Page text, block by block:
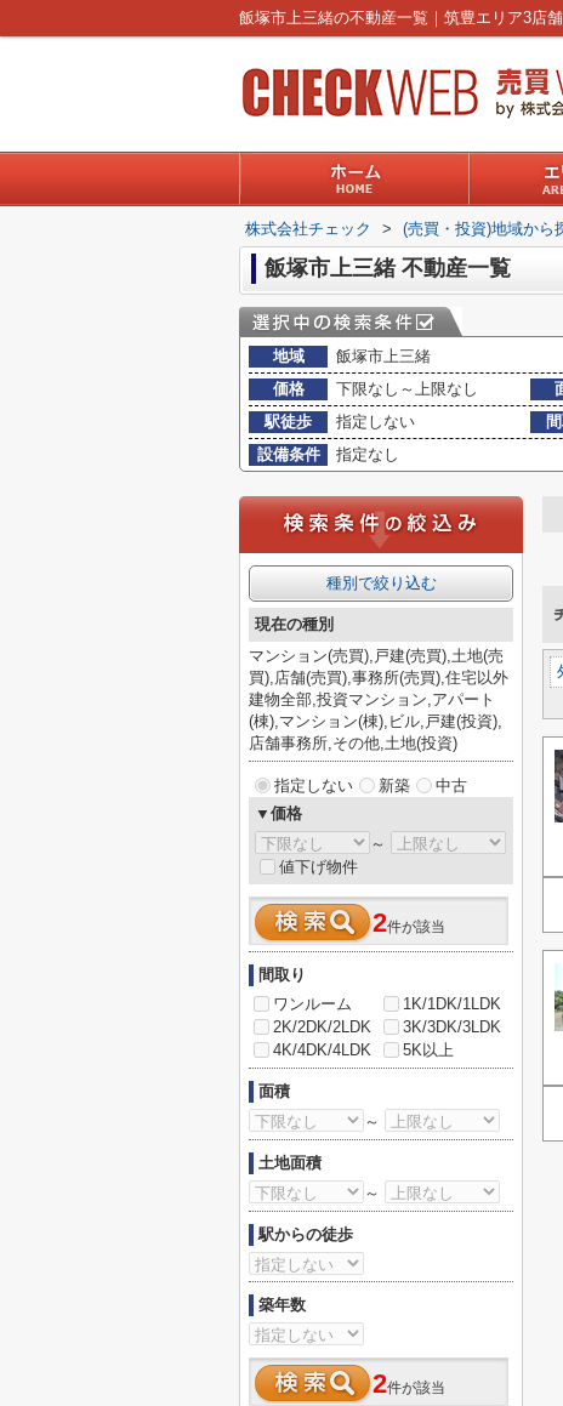
株式会社チェック > (売買・投資)地域から
飯塚市上三緒 不動産一覧
地域
飯塚市上三緒
価格
下限なし～上限なし
駅徒歩
指定しない
設備条件
指定なし
種別で絞り込む
現在の種別
マンション(売買),戸建(売買),土地(売
買),店舗(売買),事務所(売買),住宅以外
建物全部,投資マンション,アパート
(棟),マンション(棟),ビル,戸建(投資),
店舗事務所,その他,土地(投資)
指定しない 新築
中古
▼価格
～
値下げ物件
2件が該当
間取り
ワンルーム
1K/1DK/1LDK
2K/2DK/2LDK
3K/3DK/3LDK
4K/4DK/4LDK
5K以上
面積
～
土地面積
～
駅からの徒歩
築年数
2件が該当